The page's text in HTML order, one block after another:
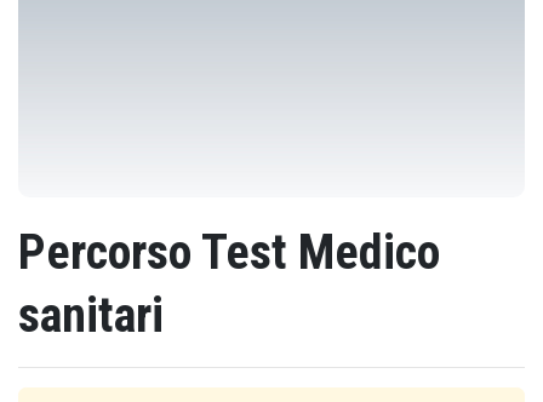
Percorso Test Medico
sanitari